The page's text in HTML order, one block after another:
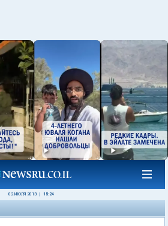
02 ИЮЛЯ 2013 15:24